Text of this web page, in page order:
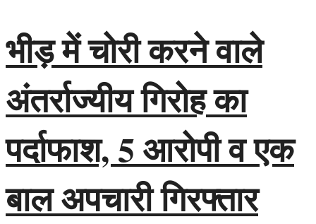
भीड़ में चोरी करने वाले
अंतर्राज्यीय गिरोह का
पर्दाफाश, 5 आरोपी व एक
बाल अपचारी गिरफ्तार